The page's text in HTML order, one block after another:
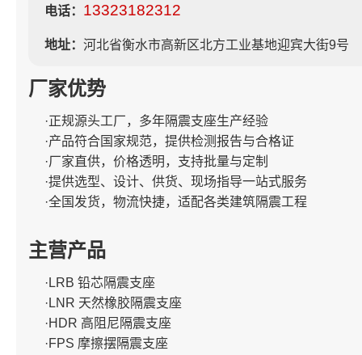
电话： 13323182312
地址： 河北省衡水市高新区北方工业基地迎宾大街9号
厂家优势
·正规源头工厂，多年隔震支座生产经验
·产品符合国家规范，提供检测报告与合格证
·厂家直供，价格透明，支持批量与定制
·提供选型、设计、供货、现场指导一站式服务
·全国发货，物流快捷，适配各类建筑隔震工程
主营产品
·LRB 铅芯隔震支座
·LNR 天然橡胶隔震支座
·HDR 高阻尼隔震支座
·FPS 摩擦摆隔震支座